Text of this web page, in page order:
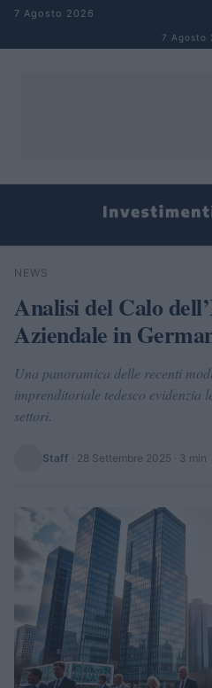
Salta al contenuto
7 Agosto 2026
7 Agosto
Cerca
NEWS
Analisi del Calo
Aziendale in
Una panoramica delle recenti
imprenditoriale tedesco evidenzia
settori.
Staff · 28 Settembre 2025 · 3 min